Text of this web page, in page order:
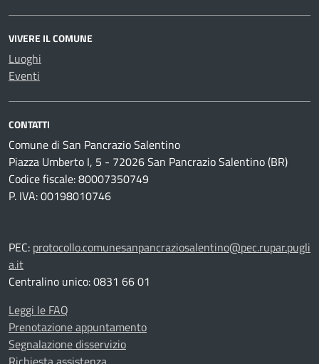
VIVERE IL COMUNE
Luoghi
Eventi
CONTATTI
Comune di San Pancrazio Salentino
Piazza Umberto I, 5 - 72026 San Pancrazio Salentino (BR)
Codice fiscale: 80007350749
P. IVA: 00198010746
PEC: protocollo.comunesanpancraziosalentino@pec.rupar.pugli
a.it
Centralino unico: 0831 66 01
Leggi le FAQ
Prenotazione appuntamento
Segnalazione disservizio